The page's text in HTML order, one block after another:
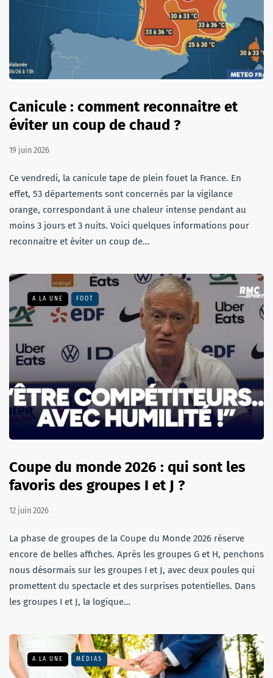
Canicule : comment reconnaitre et
éviter un coup de chaud ?
19 juin 2026
Ce vendredi, la canicule tape de plein fouet la France. En
effet, 53 départements sont concernés par la vigilance
orange, correspondant à une chaleur intense pendant au
moins 3 jours et 3 nuits. Voici quelques informations pour
reconnaitre et éviter un coup de…
A LA UNE FOOT
Coupe du monde 2026 : qui sont les
favoris des groupes I et J ?
12 juin 2026
La phase de groupes de la Coupe du Monde 2026 réserve
encore de belles affiches. Après les groupes G et H, penchons
nous désormais sur les groupes I et J, avec deux poules qui
promettent du spectacle et des surprises potentielles. Dans
les groupes I et J, la logique…
A LA UNE MÉDIAS